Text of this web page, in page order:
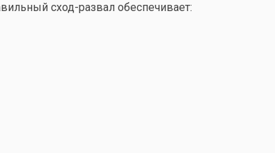
сход-развал обеспечивает: